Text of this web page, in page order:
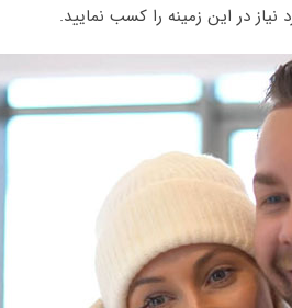
نیاز در این زمینه را کسب نمایید.